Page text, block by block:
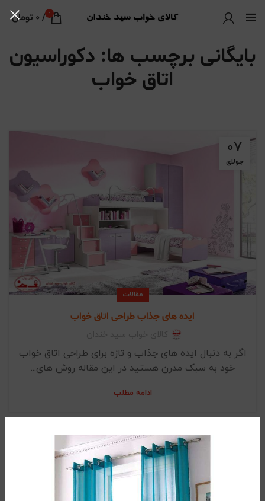
0
/
0 تومان
بایگانی برچسب ها: دکوراسیون
اتاق خواب
07
جولای
مقالات
ایده های جذاب طراحی اتاق خواب
اگر به دنبال ایده‌ های جذاب و تازه برای طراحی اتاق خواب
خود به سبک مدرن هستید در این مقاله روش های...
ادامه مطلب